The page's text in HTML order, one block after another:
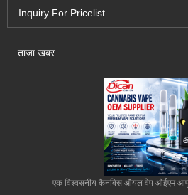
Inquiry For Pricelist
ताजा खबर
एक विश्वसनीय कैनबिस ऑयल वेप ओईएम